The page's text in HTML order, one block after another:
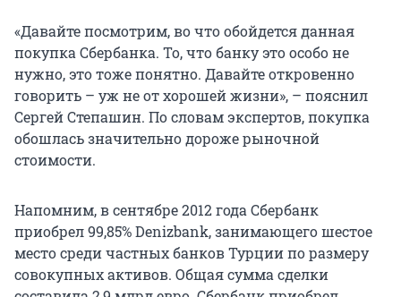
«Давайте посмотрим, во что обойдется данная
покупка Сбербанка. То, что банку это особо не
нужно, это тоже понятно. Давайте откровенно
говорить – уж не от хорошей жизни», – пояснил
Сергей Степашин. По словам экспертов, покупка
обошлась значительно дороже рыночной
стоимости.
Напомним, в сентябре 2012 года Сбербанк
приобрел 99,85% Denizbank, занимающего шестое
место среди частных банков Турции по размеру
совокупных активов. Общая сумма сделки